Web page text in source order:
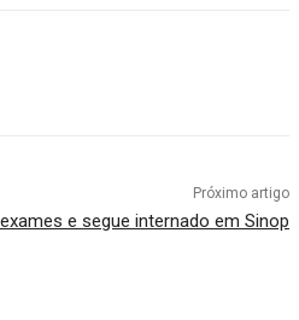
Próximo artigo
e segue internado em Sinop